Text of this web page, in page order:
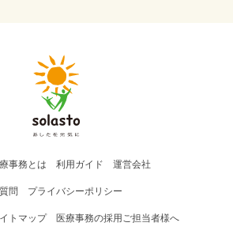
事務 とは 利用ガイド 運営会社
問 プライバシーポリシー
トマップ 医療事務の採用ご担当者様へ